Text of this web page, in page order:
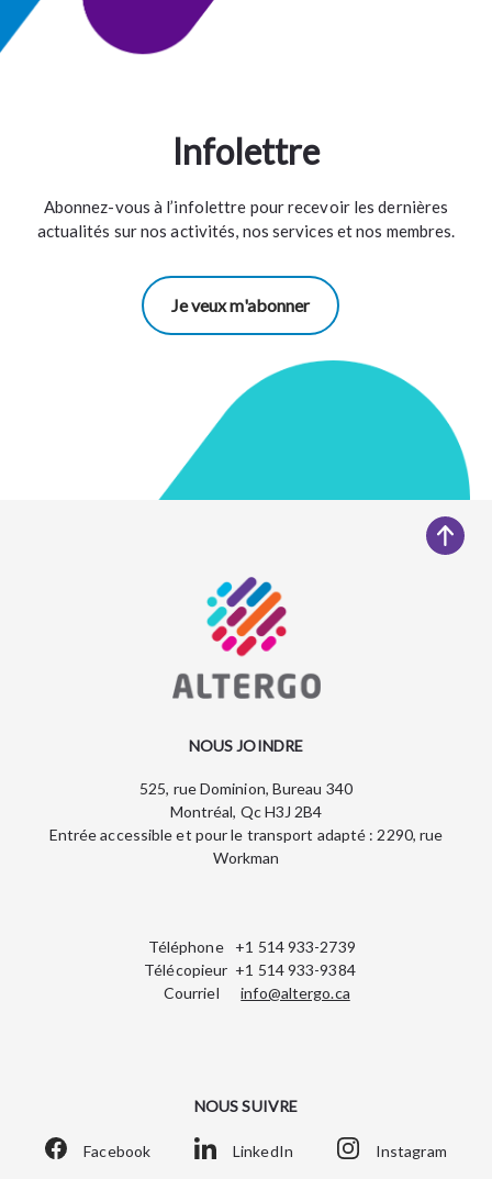
Infolettre
Abonnez-vous à l’infolettre pour recevoir les dernières
actualités sur nos activités, nos services et nos membres.
Je veux m'abonner
NOUS JOINDRE
525, rue Dominion, Bureau 340
Montréal, Qc H3J 2B4
Entrée accessible et pour le transport adapté : 2290, rue
Workman
Téléphone
+1 514 933-2739
Télécopieur +1 514 933-9384
Courriel
info@altergo.ca
NOUS SUIVRE
Facebook LinkedIn Instagram